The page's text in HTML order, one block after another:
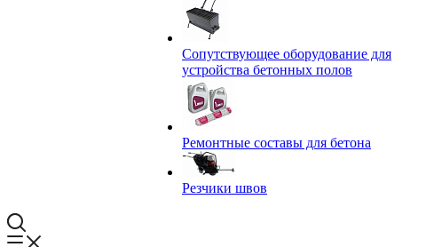
Сопутствующее оборудование для
устройства бетонных полов
Ремонтные составы для бетона
Резчики швов